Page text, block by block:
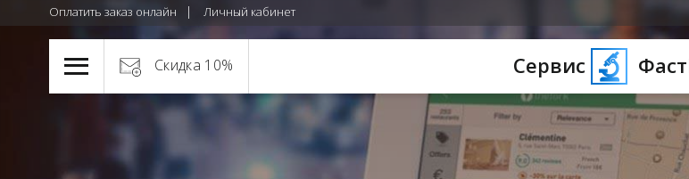
Оплатить заказ онлайн Личный кабинет
Сервис
Скидка 10%